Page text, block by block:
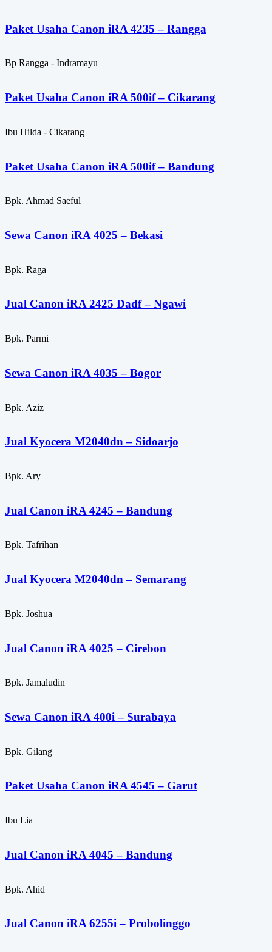
Paket Usaha Canon iRA 4235 – Rangga
Bp Rangga - Indramayu
Paket Usaha Canon iRA 500if – Cikarang
Ibu Hilda - Cikarang
Paket Usaha Canon iRA 500if – Bandung
Bpk. Ahmad Saeful
Sewa Canon iRA 4025 – Bekasi
Bpk. Raga
Jual Canon iRA 2425 Dadf – Ngawi
Bpk. Parmi
Sewa Canon iRA 4035 – Bogor
Bpk. Aziz
Jual Kyocera M2040dn – Sidoarjo
Bpk. Ary
Jual Canon iRA 4245 – Bandung
Bpk. Tafrihan
Jual Kyocera M2040dn – Semarang
Bpk. Joshua
Jual Canon iRA 4025 – Cirebon
Bpk. Jamaludin
Sewa Canon iRA 400i – Surabaya
Bpk. Gilang
Paket Usaha Canon iRA 4545 – Garut
Ibu Lia
Jual Canon iRA 4045 – Bandung
Bpk. Ahid
Jual Canon iRA 6255i – Probolinggo